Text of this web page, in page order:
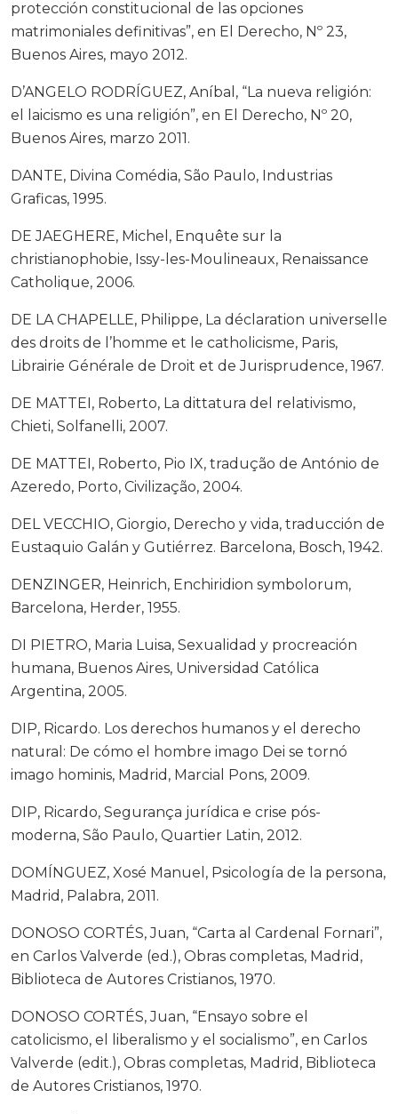
protección constitucional de las opciones
matrimoniales definitivas”, en El Derecho, Nº 23,
Buenos Aires, mayo 2012.
D’ANGELO RODRÍGUEZ, Aníbal, “La nueva religión:
el laicismo es una religión”, en El Derecho, Nº 20,
Buenos Aires, marzo 2011.
DANTE, Divina Comédia, São Paulo, Industrias
Graficas, 1995.
DE JAEGHERE, Michel, Enquête sur la
christianophobie, Issy-les-Moulineaux, Renaissance
Catholique, 2006.
DE LA CHAPELLE, Philippe, La déclaration universelle
des droits de l’homme et le catholicisme, Paris,
Librairie Générale de Droit et de Jurisprudence, 1967.
DE MATTEI, Roberto, La dittatura del relativismo,
Chieti, Solfanelli, 2007.
DE MATTEI, Roberto, Pio IX, tradução de António de
Azeredo, Porto, Civilização, 2004.
DEL VECCHIO, Giorgio, Derecho y vida, traducción de
Eustaquio Galán y Gutiérrez. Barcelona, Bosch, 1942.
DENZINGER, Heinrich, Enchiridion symbolorum,
Barcelona, Herder, 1955.
DI PIETRO, Maria Luisa, Sexualidad y procreación
humana, Buenos Aires, Universidad Católica
Argentina, 2005.
DIP, Ricardo. Los derechos humanos y el derecho
natural: De cómo el hombre imago Dei se tornó
imago hominis, Madrid, Marcial Pons, 2009.
DIP, Ricardo, Segurança jurídica e crise pós-
moderna, São Paulo, Quartier Latin, 2012.
DOMÍNGUEZ, Xosé Manuel, Psicología de la persona,
Madrid, Palabra, 2011.
DONOSO CORTÉS, Juan, “Carta al Cardenal Fornari”,
en Carlos Valverde (ed.), Obras completas, Madrid,
Biblioteca de Autores Cristianos, 1970.
DONOSO CORTÉS, Juan, “Ensayo sobre el
catolicismo, el liberalismo y el socialismo”, en Carlos
Valverde (edit.), Obras completas, Madrid, Biblioteca
de Autores Cristianos, 1970.